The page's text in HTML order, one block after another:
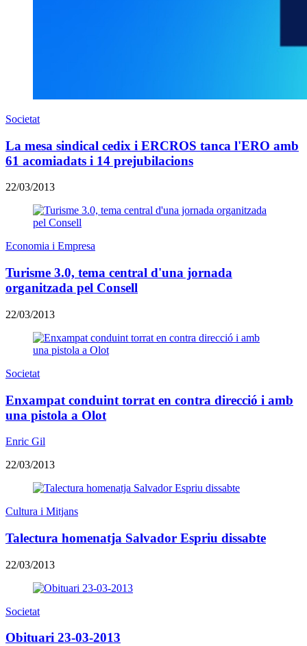
Societat
La mesa sindical cedix i ERCROS tanca l'ERO amb
61 acomiadats i 14 prejubilacions
22/03/2013
Economia i Empresa
Turisme 3.0, tema central d'una jornada
organitzada pel Consell
22/03/2013
Societat
Enxampat conduint torrat en contra direcció i amb
una pistola a Olot
Enric Gil
22/03/2013
Cultura i Mitjans
Talectura homenatja Salvador Espriu dissabte
22/03/2013
Societat
Obituari 23-03-2013